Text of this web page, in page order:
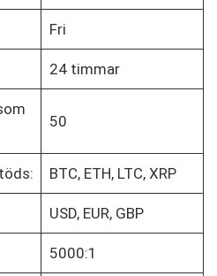
Fri
24 timmar
50
BTC, ETH, LTC, XRP
USD, EUR, GBP
5000:1